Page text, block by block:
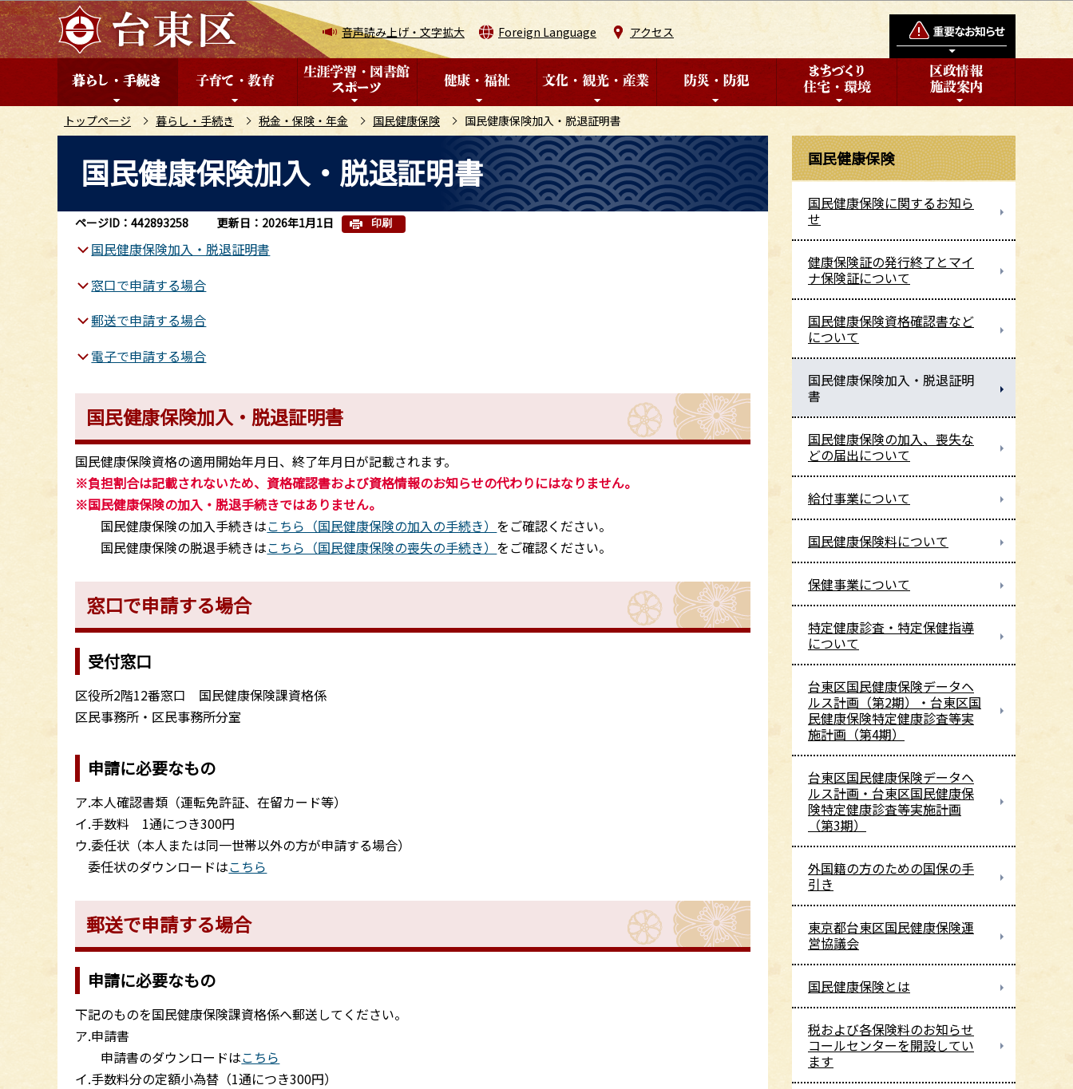
こ
の
ペ
音声読み上げ・文字拡大 Foreign Language アクセス
トップページ 暮らし・手続き 税金・保険・年金 国民健康保険 国民健康保険加入・脱退証明書
こ
国民健康保険加入・脱退証明書
ページID：442893258 更新日：2026年1月1日 印刷
国民健康保険加入・脱退証明書
窓口で申請する場合
郵送で申請する場合
電子で申請する場合
国民健康保険加入・脱退証明書
国民健康保険資格の適用開始年月日、終了年月日が記載されます。
※負担割合は記載されないため、資格確認書および資格情報のお知らせの代わりにはなりません。
※国民健康保険の加入・脱退手続きではありません。
国民健康保険の加入手続きはこちら（国民健康保険の加入の手続き） をご確認ください。
国民健康保険の脱退手続きはこちら（国民健康保険の喪失の手続き） をご確認ください。
窓口で申請する場合
受付窓口
区役所2階12番窓口 国民健康保険課資格係
区民事務所・区民事務所分室
申請に必要なもの
ア.本人確認書類（運転免許証、在留カード等）
イ.手数料 1通につき300円
ウ.委任状（本人または同一世帯以外の方が申請する場合）
委任状のダウンロードはこちら
郵送で申請する場合
申請に必要なもの
下記のものを国民健康保険課資格係へ郵送してください。
ア.申請書
申請書のダウンロードはこちら
イ.手数料分の定額小為替（1通につき300円）
国民健康保険
国民健康保険に関するお知ら
せ
健康保険証の発行終了とマイ
ナ保険証について
国民健康保険資格確認書など
について
国民健康保険加入・脱退証明
書
国民健康保険の加入、喪失な
どの届出について
給付事業について
国民健康保険料について
保健事業について
特定健康診査・特定保健指導
について
台東区国民健康保険データヘ
ルス計画（第2期）・台東区国
民健康保険特定健康診査等実
施計画（第4期）
台東区国民健康保険データヘ
ルス計画・台東区国民健康保
険特定健康診査等実施計画
（第3期）
外国籍の方のための国保の手
引き
東京都台東区国民健康保険運
営協議会
国民健康保険とは
税および各保険料のお知らせ
コールセンターを開設してい
ます